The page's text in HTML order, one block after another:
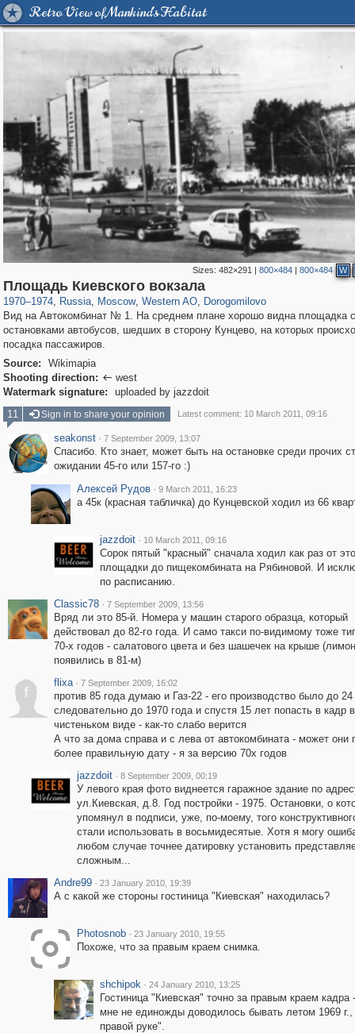
Retro View of Mankind's Habitat
Sizes:482×291 |800×484 |800×484 W
Площадь Киевского вокзала
1970–1974, Russia
1,406,929 29,248
, Moscow
319,861 8,286
, Western AO
27,129 310
, Dorogomilovo
6,082
Вид на Автокомбинат № 1. На среднем плане хорошо видна площадка с
остановками автобусов, шедших в сторону Кунцево, на которых
посадка пассажиров.
Source:
Wikimapia
Shooting direction:  west
Watermark signature:
uploaded by jazzdoit
11
Sign in to share your opinion Latest comment: 10 March 2011, 09:16
seakonst · 7 September 2009, 13:07
Спасибо. Кто знает, может быть на остановке среди прочих
ожидании 45-го или 157-го :)
Алексей Рудов · 9 March 2011, 16:23
а 45к (красная табличка) до Кунцевской ходил из 66
jazzdoit · 10 March 2011, 09:16
Сорок пятый "красный" сначала ходил как раз от
площадки до пищекомбината на Рябиновой. И
по расписанию.
Classic78 · 7 September 2009, 13:56
Вряд ли это 85-й. Номера у машин старого образца, который
действовал до 82-го года. И само такси по-видимому тоже
70-х годов - салатового цвета и без шашечек на крыше
появились в 81-м)
f
flixa · 7 September 2009, 16:02
против 85 года думаю и Газ-22 - его производство было до 24
следовательно до 1970 года и спустя 15 лет попасть в кадр
чистеньком виде - как-то слабо верится
А что за дома справа и с лева от автокомбината - может они
более правильную дату - я за версию 70х годов
jazzdoit · 8 September 2009, 00:19
У левого края фото виднеется гаражное здание по
ул.Киевская, д.8. Год постройки - 1975. Остановки, о
упомянул в подписи, уже, по-моему, того
стали использовать в восьмидесятые. Хотя я могу
любом случае точнее датировку установить
сложным...
Andre99 · 23 January 2010, 19:39
А с какой же стороны гостиница "Киевская" находилась?
Photosnob · 23 January 2010, 19:55
Похоже, что за правым краем снимка.
shchipok · 24 January 2010, 13:25
Гостиница "Киевская" точно за правым краем
мне не единожды доводилось бывать летом 1969
правой руке".